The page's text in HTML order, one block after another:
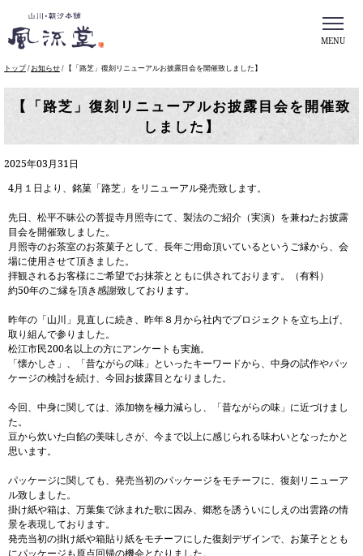
このページの本文へ
MENU
現トップ/お知らせ/ 【「路芝」復刻リニューアルお披露目会を開催致しました】
【「路芝」復刻リニューアルお披露目会を開催致
しました】
2025年03月31日
4月１日より、銘菓「路芝」をリニューアル発売致します。
先日、松平不昧公の菩提寺月照寺にて、製法のご紹介（実演）を兼ねたお披露
目会を開催致しました。
月照寺のお茶室のお茶菓子として、長年ご用命頂いているというご縁から、会
場に使用させて頂きました。
拝観されるお客様にご希望でお抹茶とともに供されております。（有料）
約50年のご縁を頂き感謝致しております。
昨年の「山川」見直しに続き、昨年８月から社内でプロジェクトを立ち上げ、
取り組んで参りました。
松江市民200名以上の方にアンケートも実施。
「懐かしさ」、「昔ながらの味」といったキーワードから、中身の試作やパッ
ケージの検討を続け、今回お披露目となりました。
今回、中身に関しては、添加物を極力減らし、「昔ながらの味」に近づけまし
た。
豆から炊いた白餡の美味しさが、今まで以上に感じられる味わいとなったかと
思います。
パッケージに関しても、発売当初のパッケージをモチーフに、復刻リニューア
ル致しました。
掛け紙や箱は、万葉集で詠まれた歌に因み、郷愁を誘ういにしえの出雲路の情
景を表現しております。
発売当初の掛け紙や箱貼り紙をモチーフにした復刻デザインで、お菓子ととも